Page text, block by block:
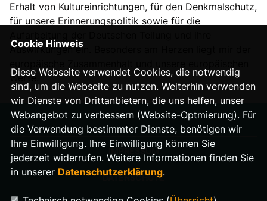
Erhalt von Kultureinrichtungen, für den Denkmalschutz,
für unsere Erinnerungspolitik sowie für die
Auswirkungen ein. Besonders am Herzen liegt mir der
Werte.
IMPRESSUM
DATENSCHUTZ
Cookie Hinweis
Diese Webseite verwendet Cookies, die notwendig
sind, um die Webseite zu nutzen. Weiterhin verwenden
wir Dienste von Drittanbietern, die uns helfen, unser
Webangebot zu verbessern (Website-Optmierung). Für
die Verwendung bestimmter Dienste, benötigen wir
Ihre Einwilligung. Ihre Einwilligung können Sie
jederzeit widerrufen. Weitere Informationen finden Sie
in unserer Datenschutzerklärung.